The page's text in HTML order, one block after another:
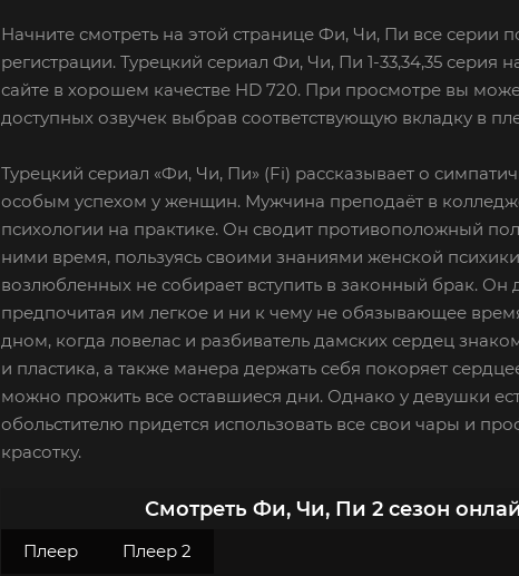
Начните смотреть на этой странице Фи, Чи, Пи все серии
регистрации. Турецкий сериал Фи, Чи, Пи 1-33,34,35
сайте в хорошем качестве HD 720. При просмотре вы
доступных озвучек выбрав соответствующую вкладку в
Турецкий сериал «Фи, Чи, Пи» (Fi) рассказывает о
особым успехом у женщин. Мужчина преподаёт в
психологии на практике. Он сводит противоположный
ними время, пользуясь своими знаниями женской
возлюбленных не собирает вступить в законный брак.
предпочитая им легкое и ни к чему не обязывающее
дном, когда ловелас и разбиватель дамских сердец
и пластика, а также манера держать себя покоряет
можно прожить все оставшиеся дни. Однако у девушки
обольстителю придется использовать все свои чары и
красотку.
Смотреть Фи, Чи, Пи 2 сезон
Плеер Плеер 2